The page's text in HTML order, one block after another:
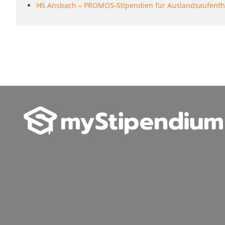
HS Ansbach – PROMOS-Stipendien für